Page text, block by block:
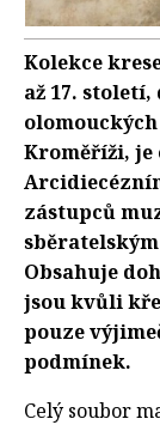
Kolekce
až 17.
Kroměříži, je
zástupců
Obsahuje
jsou kvůli
pouze
podmínek.
Celý soubor